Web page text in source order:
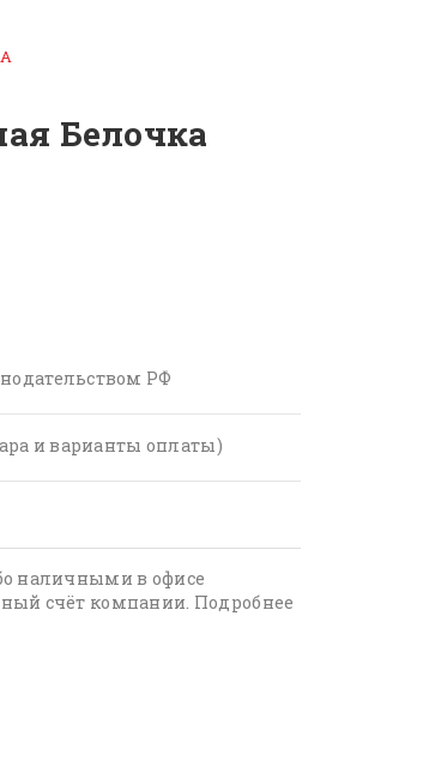
Белочка
РФ
и варианты оплаты)
наличными в офисе
счёт компании. Подробнее